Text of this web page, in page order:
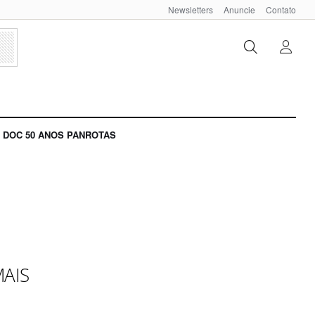
Newsletters Anuncie Contato
DOC 50 ANOS PANROTAS